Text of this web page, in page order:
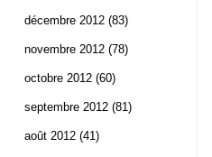
décembre 2012 (83)
novembre 2012 (78)
octobre 2012 (60)
septembre 2012 (81)
août 2012 (41)